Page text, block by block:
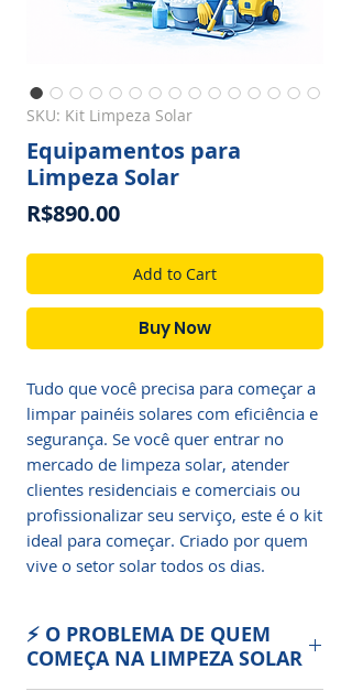
SKU: Kit Limpeza Solar
Equipamentos para
Limpeza Solar
R$890.00Price
Add to Cart
Buy Now
Tudo que você precisa para começar a
limpar painéis solares com eficiência e
segurança. Se você quer entrar no
mercado de limpeza solar, atender
clientes residenciais e comerciais ou
profissionalizar seu serviço, este é o kit
ideal para começar. Criado por quem
vive o setor solar todos os dias.
⚡ O PROBLEMA DE QUEM
COMEÇA NA LIMPEZA SOLAR